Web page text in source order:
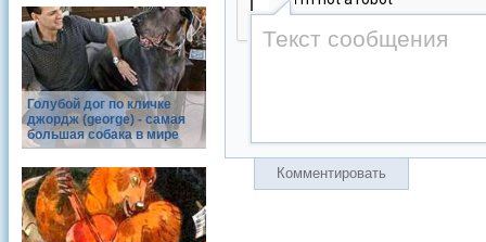
Голубой дог по кличке
джордж (george) - самая
большая собака в мире
Комментировать